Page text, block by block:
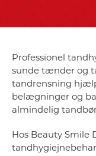
Professionel
sunde tænder og
tandrensning
belægninger og
almindelig
Hos Beauty Smile